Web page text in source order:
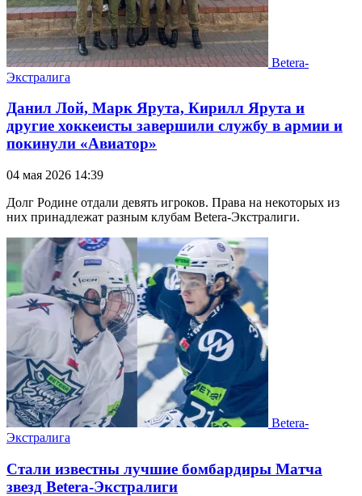
Betera-
Экстралига
Данил Лой, Марк Ярута, Кирилл Ярута и
другие хоккеисты завершили службу в армии и
покинули «Авиатор»
04 мая 2026 14:39
Долг Родине отдали девять игроков. Права на некоторых из
них принадлежат разным клубам Betera-Экстралиги.
Betera-
Экстралига
Стали известны лучшие бомбардиры Матча
звезд Betera-Экстралиги